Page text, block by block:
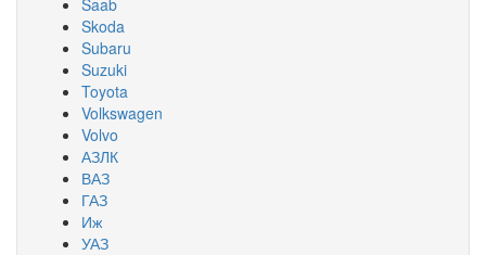
Skoda
Subaru
Suzuki
Toyota
Volkswagen
Volvo
АЗЛК
ВАЗ
ГАЗ
Иж
УАЗ